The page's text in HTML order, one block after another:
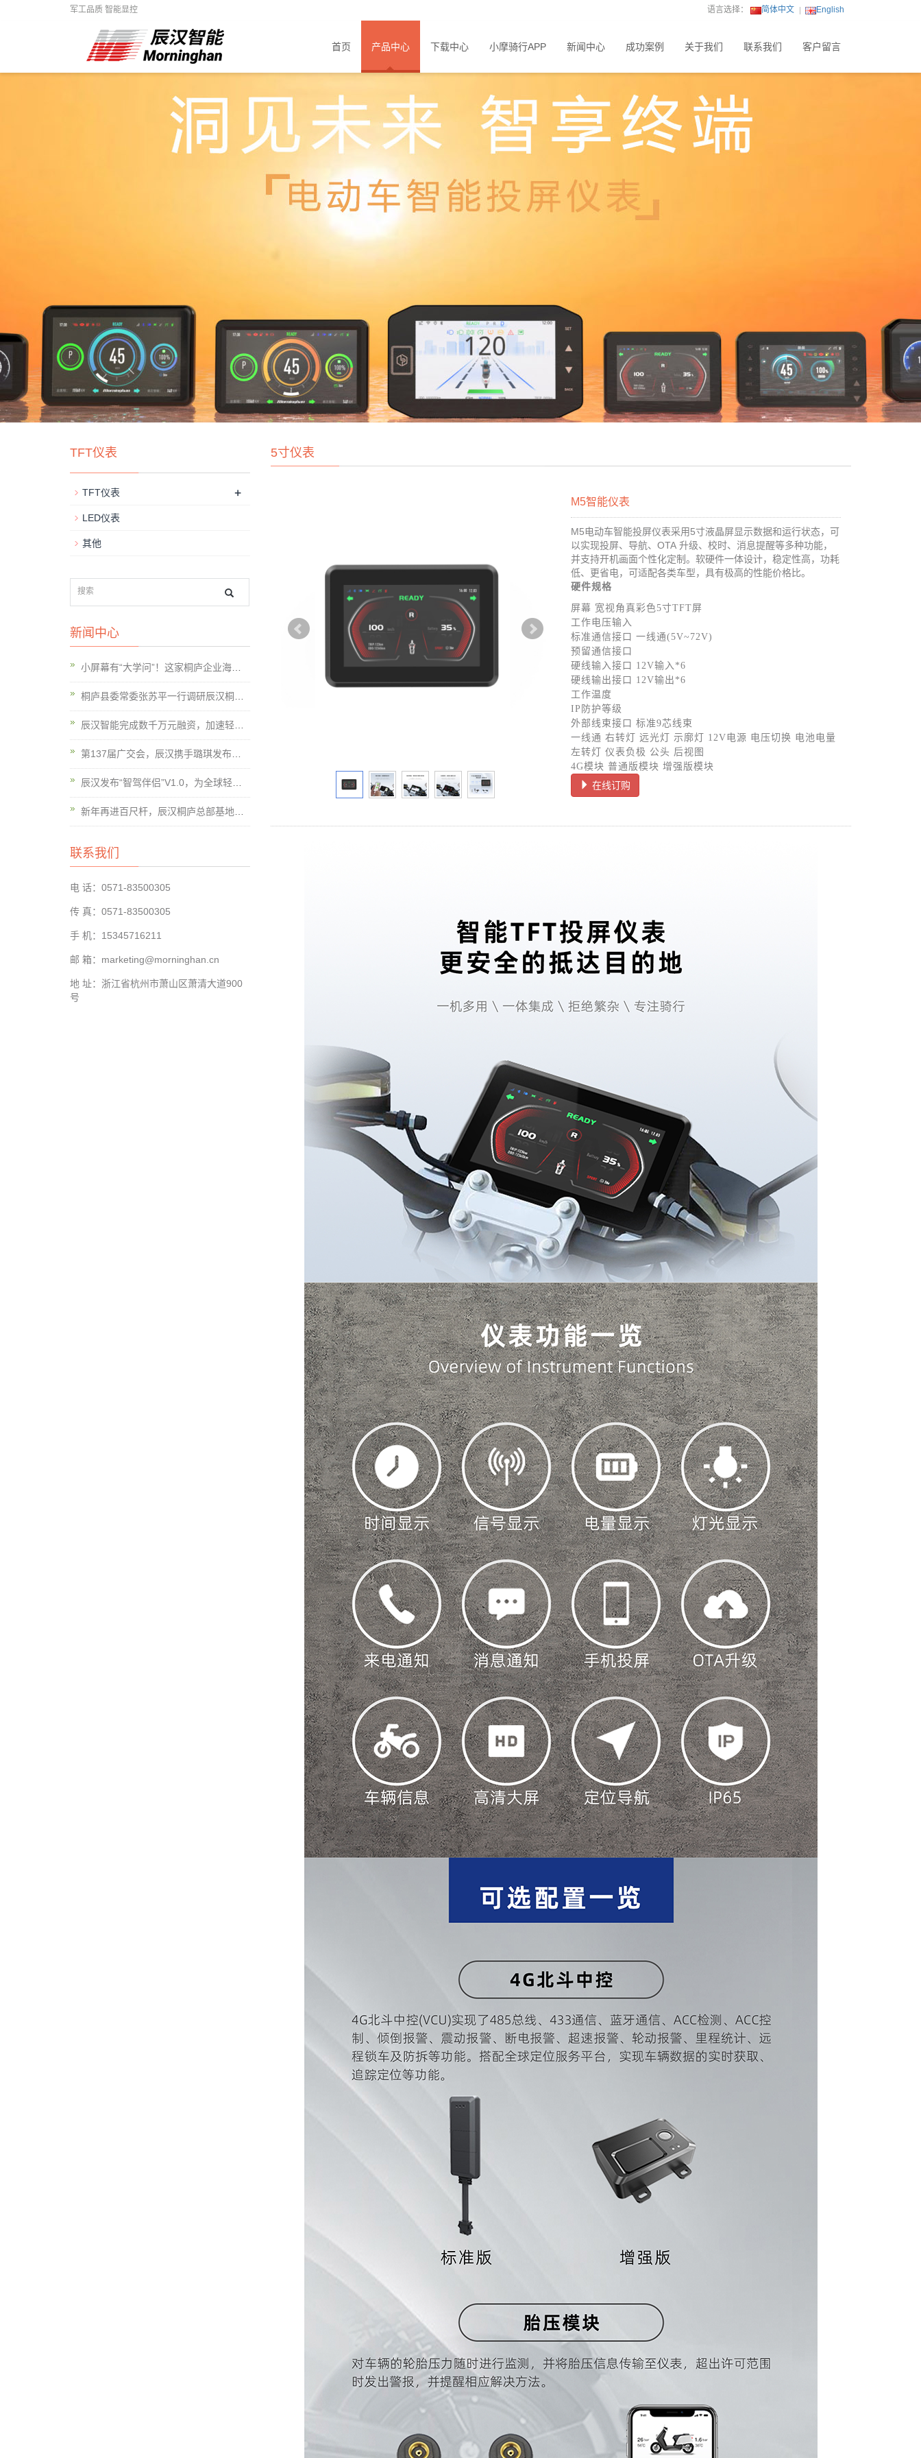
军工品质 智能显控 语言选择： 简体中文 English
首页 产品中心 下载中心 小摩骑行APP 新闻中心 成功案例 关于我们 联系我们 客户留言
5寸仪表
M5智能仪表
M5电动车智能投屏仪表采用5寸液晶屏显示数据和运行状态，可
以实现投屏、导航、OTA 升级、校时、消息提醒等多种功能，
并支持开机画面个性化定制。软硬件一体设计，稳定性高，功耗
低、更省电，可适配各类车型，具有极高的性能价格比。
硬件规格
屏幕 宽视角真彩色5寸TFT屏
工作电压输入
标准通信接口
一线通(5V~72V)
预留通信接口
硬线输入接口
12V输入*6
硬线输出接口
12V输出*6
工作温度
IP防护等级
外部线束接口
标准9芯线束
一线通 右转灯 远光灯 示廓灯
12V电源 电压切换 电池电量
左转灯 仪表负极 公头 后视图
4G模块 普通版模块 增强版模块
在线订购
TFT仪表
TFT仪表 +
LED仪表
其他
新闻中心
联系我们
电 话：0571-83500305
传 真：0571-83500305
手 机：15345716211
邮 箱：marketing@morninghan.cn
地 址：浙江省杭州市萧山区萧清大道900
号